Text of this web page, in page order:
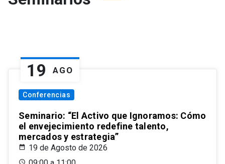
19 AGO
Conferencias
Seminario: “El Activo que Ignoramos: Cómo
el envejecimiento redefine talento,
mercados y estrategia”
19 de Agosto de 2026